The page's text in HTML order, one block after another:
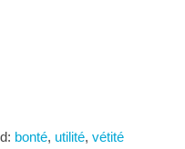
bonté, utilité, vétité